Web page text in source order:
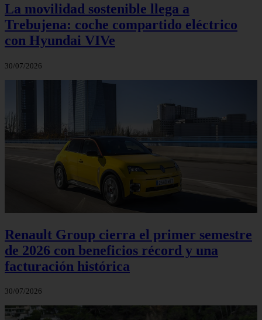
La movilidad sostenible llega a
Trebujena: coche compartido eléctrico
con Hyundai VIVe
30/07/2026
Renault Group cierra el primer semestre
de 2026 con beneficios récord y una
facturación histórica
30/07/2026